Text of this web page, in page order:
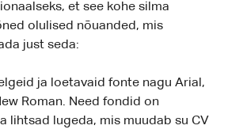
et see kohe silma
olulised nõuanded, mis
just seda:
ja loetavaid fonte nagu Arial,
Roman. Need fondid on
lihtsad lugeda, mis muudab su CV